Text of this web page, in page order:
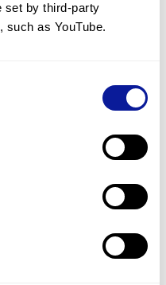
set by third-party
such as YouTube.
스트와 소식을 받아보세요.